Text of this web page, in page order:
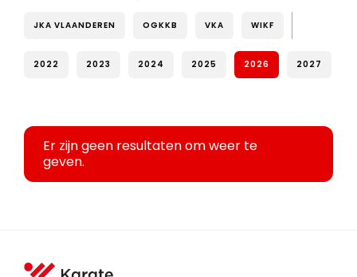
JKA VLAANDEREN OGKKB VKA WIKF
2022 2023 2024 2025 2026 2027
Er zijn geen resultaten om weer te
geven.